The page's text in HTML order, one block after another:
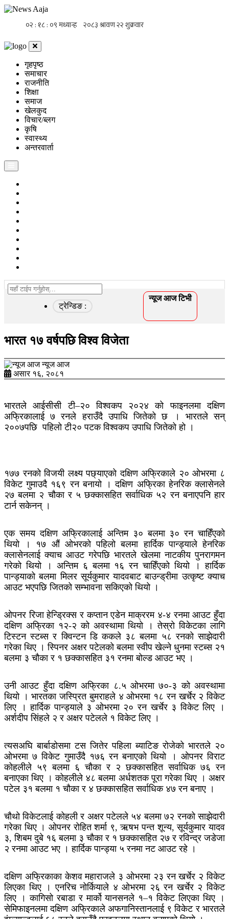
गृहपृष्ठ
समाचार
राजनीति
शिक्षा
समाज
खेलकुद
विचार/ब्लग
कृषि
स्वास्थ्य
अन्तरवार्ता
ट्रेन्डिङ :
न्यूज आज टिभी
भारत १७ वर्षपछि विश्व विजेता
न्यूज आज
असार १६, २०८१
भारतले आईसीसी टी–२० विश्वकप २०२४ को फाइनलमा दक्षिण
अफ्रिकालाई ७ रनले हराउँदै उपाधि जितेको छ । भारतले सन्
२००७पछि पहिलो टी२० पटक विश्वकप उपाधि जितेको हो ।
१७७ रनको विजयी लक्ष्य पछ्याएको दक्षिण अफ्रिकाले २० ओभरमा ८
विकेट गुमाउदै १६९ रन बनायो । दक्षिण अफ्रिका हेनरिक क्लासेनले
२७ बलमा २ चौका र ५ छक्कासहित सर्वाधिक ५२ रन बनाएपनि हार
टार्न सकेनन् ।
एक समय दक्षिण अफ्रिकालाई अन्तिम ३० बलमा ३० रन चाहिँएको
थियो । १७ औं ओभरको पहिलो बलमा हार्दिक पान्ड्याले हेनरिक
क्लासेनलाई क्याच आउट गरेपछि भारतले खेलमा नाटकीय पुनरागमन
गरेको थियो । अन्तिम ६ बलमा १६ रन चाहिँएको थियो । हार्दिक
पान्ड्याको बलमा मिलर सूर्यकुमार यादवबाट बाउन्ड्रीमा उत्कृष्ट क्याच
आउट भएपछि जितको सम्भावना सकिएको थियो ।
ओपनर रिजा हेन्ड्रिक्स र कप्तान एडेन माक्ररम ४-४ रनमा आउट हुँदा
दक्षिण अफ्रिका १२-२ को अवस्थामा थियो । तेस्रो विकेटका लागि
टिस्टन स्टब्स र क्विन्टन डि ककले ३८ बलमा ५८ रनको साझेदारी
गरेका थिए । स्पिनर अक्षर पटेलको बलमा स्वीप खेल्ने धुनमा स्टब्स २१
बलमा ३ चौका र १ छक्कासहित ३१ रनमा बोल्ड आउट भए ।
उनी आउट हुँदा दक्षिण अफ्रिका ८.५ ओभरमा ७०-३ को अवस्थामा
थियो । भारतका जस्प्रित बुमराहले ४ ओभरमा १८ रन खर्चेर २ विकेट
लिए । हार्दिक पान्ड्याले ३ ओभरमा २० रन खर्चेर ३ विकेट लिए ।
अर्शदीप सिंहले २ र अक्षर पटेलले १ विकेट लिए ।
त्यसअघि बार्बाडोसमा टस जितेर पहिला ब्याटिङ रोजेको भारतले २०
ओभरमा ७ विकेट गुमाउँदै १७६ रन बनाएको थियो । ओपनर विराट
कोहलीले ५९ बलमा ६ चौका र २ छक्कासहित सर्वाधिक ७६ रन
बनाएका थिए । कोहलीले ४८ बलमा अर्धशतक पूरा गरेका थिए । अक्षर
पटेल ३१ बलमा १ चौका र ४ छक्कासहित सर्वाधिक ४७ रन बनाए ।
चौथो विकेटलाई कोहली र अक्षर पटेलले ५४ बलमा ७२ रनको साझेदारी
गरेका थिए । ओपनर रोहित शर्मा ९, ऋषभ पन्त शून्य, सूर्यकुमार यादव
३, शिबम दुबे १६ बलमा ३ चौका र १ छक्कासहित २७ र रविन्द्र जडेजा
२ रनमा आउट भए । हार्दिक पान्ड्या ५ रनमा नट आउट रहे ।
दक्षिण अफ्रिकाका केशव महाराजले ३ ओभरमा २३ रन खर्चेर २ विकेट
लिएका थिए । एनरिच नोर्कियाले ४ ओभरमा २६ रन खर्चेर २ विकेट
लिए । कागिसो रबाडा र मार्को यानसनले १–१ विकेट लिएका थिए ।
सेमिफाइनलमा दक्षिण अफ्रिकाले अफगानिस्तानलाई ९ विकेट र भारतले